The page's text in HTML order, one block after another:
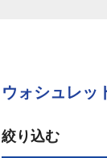
ウォシュレッ
絞り込む